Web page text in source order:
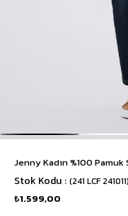
Jenny Kadın %100
Stok Kodu (241 LCF 241011)
₺1.599,00